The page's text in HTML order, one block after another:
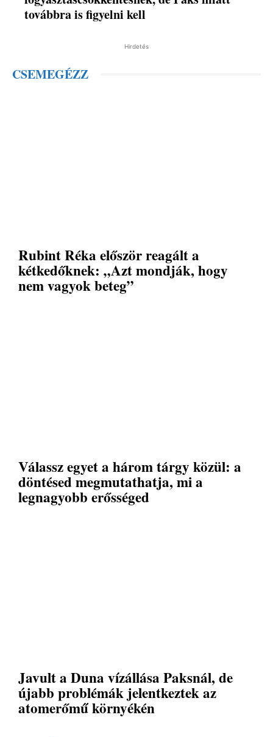
továbbra is figyelni kell
Hirdetés
CSEMEGÉZZ
Rubint Réka először reagált a
kétkedőknek: „Azt mondják, hogy
nem vagyok beteg”
Válassz egyet a három tárgy közül: a
döntésed megmutathatja, mi a
legnagyobb erősséged
Javult a Duna vízállása Paksnál, de
újabb problémák jelentkeztek az
atomerőmű környékén